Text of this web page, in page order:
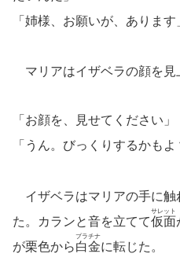
「姉様、お願いが、あります
マリアはイザベラの顔を見
「お顔を、見せてください」
「うん。びっくりするかもよ
イザベラはマリアの手に触
た。カランと音を立てて仮面
サレット
が栗色から白金
プラチナ
に転じた。